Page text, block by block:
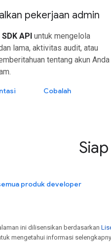
pekerjaan admin
API untuk mengelola
lama, aktivitas audit, atau
tentang akun Anda
Cobalah
produk developer
ini dilisensikan berdasarkan
mengetahui informasi